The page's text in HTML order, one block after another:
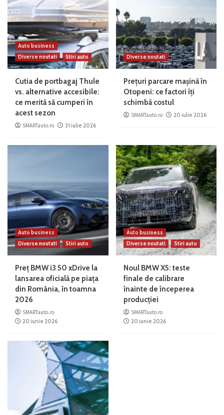
Auto business
Diverse noutati
Stiri auto
Cutia de portbagaj Thule
vs. alternative accesibile:
ce merită să cumperi în
acest sezon
SMARTauto.ro 31 iulie 2026
Diverse noutati
Prețuri parcare mașină în
Otopeni: ce factori îți
schimbă costul
SMARTauto.ro 20 iulie 2026
Auto business
Diverse noutati
Stiri auto
Preț BMW i3 50 xDrive la
lansarea oficială pe piața
din România, în toamna
2026
SMARTauto.ro
20 iunie 2026
Auto business
Diverse noutati
Stiri auto
Noul BMW X5: teste
finale de calibrare
înainte de începerea
producției
SMARTauto.ro
20 iunie 2026